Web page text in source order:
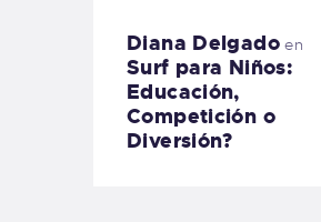
Diana Delgadoen
Surf para Niños:
Educación,
Competición o
Diversión?